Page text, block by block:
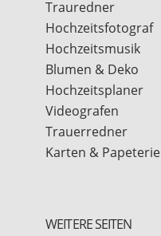
Trauredner
Hochzeitsfotograf
Hochzeitsmusik
Blumen & Deko
Hochzeitsplaner
Videografen
Trauerredner
Karten & Papeterie
WEITERE SEITEN